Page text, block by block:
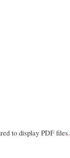
to display PDF files.